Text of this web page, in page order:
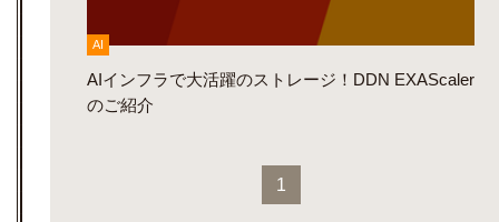
AI
AIインフラで大活躍のストレージ！DDN EXAScaler
のご紹介
1